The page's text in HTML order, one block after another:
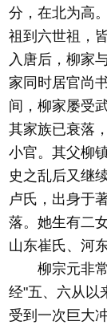
分，在北为高
祖到六世祖，
入唐后，柳家
家同时居官尚
间，柳家屡受
其家族已衰落
小官。其父柳
史之乱后又继
卢氏，出身于
落。她生有二
山东崔氏、河
柳宗元非常
经"五、六从以
受到一次巨大